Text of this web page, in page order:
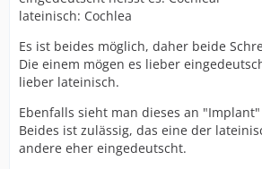
lateinisch: Cochlea
Es ist beides möglich, daher beide
Die einem mögen es lieber
lieber lateinisch.
Ebenfalls sieht man dieses an
Beides ist zulässig, das eine der
andere eher eingedeutscht.